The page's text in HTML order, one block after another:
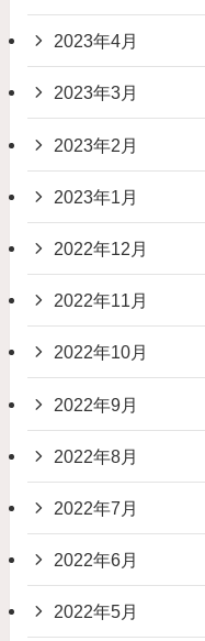
2023年4月
2023年3月
2023年2月
2023年1月
2022年12月
2022年11月
2022年10月
2022年9月
2022年8月
2022年7月
2022年6月
2022年5月